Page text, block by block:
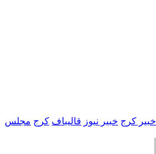
خبیر کرج خبیر نیوز قالیباف کرج مجلس